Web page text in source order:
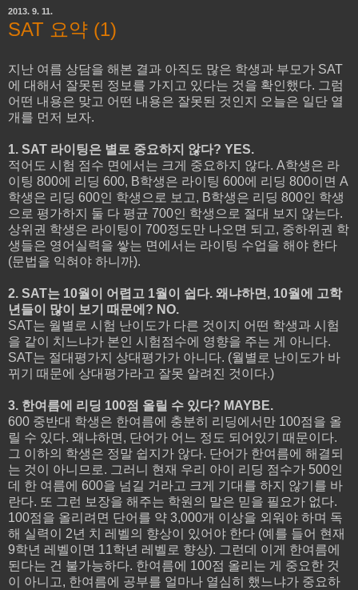
2013. 9. 11.
SAT 요약 (1)
지난 여름 상담을 해본 결과 아직도 많은 학생과 부모가 SAT
에 대해서 잘못된 정보를 가지고 있다는 것을 확인했다. 그럼
어떤 내용은 맞고 어떤 내용은 잘못된 것인지 오늘은 일단 열
개를 먼저 보자.
1. SAT 라이팅은 별로 중요하지 않다? YES.
적어도 시험 점수 면에서는 크게 중요하지 않다. A학생은 라
이팅 800에 리딩 600, B학생은 라이팅 600에 리딩 800이면 A
학생은 리딩 600인 학생으로 보고, B학생은 리딩 800인 학생
으로 평가하지 둘 다 평균 700인 학생으로 절대 보지 않는다.
상위권 학생은 라이팅이 700정도만 나오면 되고, 중하위권 학
생들은 영어실력을 쌓는 면에서는 라이팅 수업을 해야 한다
(문법을 익혀야 하니까).
2. SAT는 10월이 어렵고 1월이 쉽다. 왜냐하면, 10월에 고학
년들이 많이 보기 때문에? NO.
SAT는 월별로 시험 난이도가 다른 것이지 어떤 학생과 시험
을 같이 치느냐가 본인 시험점수에 영향을 주는 게 아니다.
SAT는 절대평가지 상대평가가 아니다. (월별로 난이도가 바
뀌기 때문에 상대평가라고 잘못 알려진 것이다.)
3. 한여름에 리딩 100점 올릴 수 있다? MAYBE.
600 중반대 학생은 한여름에 충분히 리딩에서만 100점을 올
릴 수 있다. 왜냐하면, 단어가 어느 정도 되어있기 때문이다.
그 이하의 학생은 정말 쉽지가 않다. 단어가 한여름에 해결되
는 것이 아니므로. 그러니 현재 우리 아이 리딩 점수가 500인
데 한 여름에 600을 넘길 거라고 크게 기대를 하지 않기를 바
란다. 또 그런 보장을 해주는 학원의 말은 믿을 필요가 없다.
100점을 올리려면 단어를 약 3,000개 이상을 외워야 하며 독
해 실력이 2년 치 레벨의 향상이 있어야 한다 (예를 들어 현재
9학년 레벨이면 11학년 레벨로 향상). 그런데 이게 한여름에
된다는 건 불가능하다. 한여름에 100점 올리는 게 중요한 것
이 아니고, 한여름에 공부를 얼마나 열심히 했느냐가 중요하